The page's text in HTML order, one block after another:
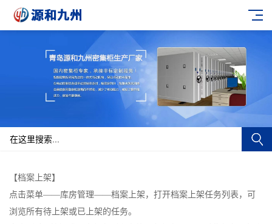
【档案上架】
点击菜单——库房管理——档案上架，打开档案上架任务列表，可
浏览所有待上架或已上架的任务。